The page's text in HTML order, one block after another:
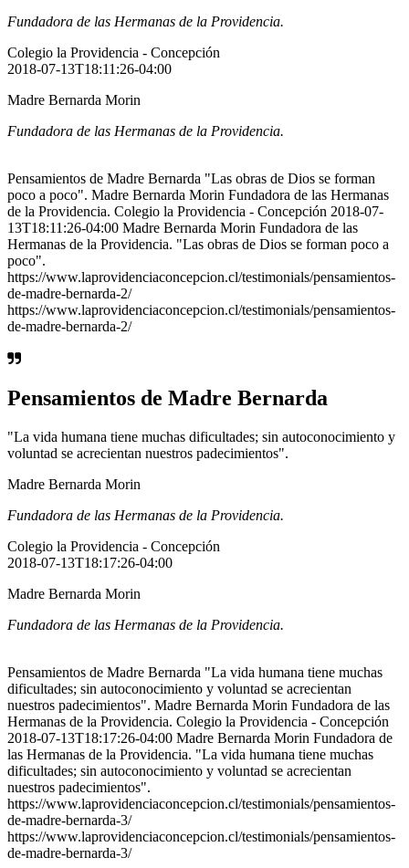
Fundadora de las Hermanas de la Providencia.
Colegio la Providencia - Concepción
2018-07-13T18:11:26-04:00
Madre Bernarda Morin
Fundadora de las Hermanas de la Providencia.
Pensamientos de Madre Bernarda "Las obras de Dios se forman
poco a poco". Madre Bernarda Morin Fundadora de las Hermanas
de la Providencia. Colegio la Providencia - Concepción 2018-07-
13T18:11:26-04:00 Madre Bernarda Morin Fundadora de las
Hermanas de la Providencia. "Las obras de Dios se forman poco a
poco".
https://www.laprovidenciaconcepcion.cl/testimonials/pensamientos-
de-madre-bernarda-2/
https://www.laprovidenciaconcepcion.cl/testimonials/pensamientos-
de-madre-bernarda-2/
Pensamientos de Madre Bernarda
"La vida humana tiene muchas dificultades; sin autoconocimiento y
voluntad se acrecientan nuestros padecimientos".
Madre Bernarda Morin
Fundadora de las Hermanas de la Providencia.
Colegio la Providencia - Concepción
2018-07-13T18:17:26-04:00
Madre Bernarda Morin
Fundadora de las Hermanas de la Providencia.
Pensamientos de Madre Bernarda "La vida humana tiene muchas
dificultades; sin autoconocimiento y voluntad se acrecientan
nuestros padecimientos". Madre Bernarda Morin Fundadora de las
Hermanas de la Providencia. Colegio la Providencia - Concepción
2018-07-13T18:17:26-04:00 Madre Bernarda Morin Fundadora de
las Hermanas de la Providencia. "La vida humana tiene muchas
dificultades; sin autoconocimiento y voluntad se acrecientan
nuestros padecimientos".
https://www.laprovidenciaconcepcion.cl/testimonials/pensamientos-
de-madre-bernarda-3/
https://www.laprovidenciaconcepcion.cl/testimonials/pensamientos-
de-madre-bernarda-3/